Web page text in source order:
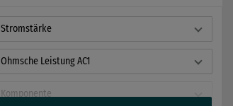
Stromstärke
Ohmsche Leistung AC1
Komponente